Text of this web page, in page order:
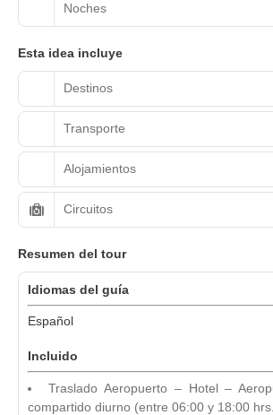
Noches
Esta idea incluye
Destinos
Transporte
Alojamientos
Circuitos
Resumen del tour
Idiomas del guía
Español
Incluido
Traslado Aeropuerto – Hotel –
compartido diurno (entre 06:00 y 18:00